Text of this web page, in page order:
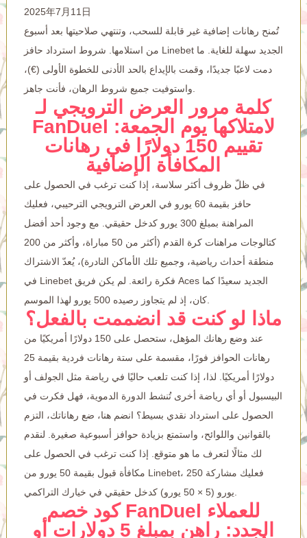
2025年7月11日
تُمنح رهانات إضافية غير قابلة للسحب، وتنتهي صلاحيتها بعد أسبوع
من استلامها. شروط استرداد حافز Linebet الجديد سهلة للغاية. ما
دمت لاعبًا جديدًا، وقمت بالإيداع بالحد الأدنى للخطوة الأولى (€)،
كلمة مرور العرض الترويجي لـ
FanDuel لامتلاكها يوم الجمعة:
تقييم 150 دولارًا في رهانات
المكافأة الإضافية
في ظلّ ظروف أكثر سلاسة، إذا كنت ترغب في الحصول على
حافز بقيمة 60 يورو في العرض الترويجي الترحيبي، فعليك
المراهنة بمبلغ 300 يورو كدخل حقيقي.
مع وجود أحد أفضل
كتالوجات مراهنات كرة القدم (أكثر من 50 مباراة، وأكثر من 200
منطقة أحداث رياضية، وجميع تلك الأماكن النادرة)، يُعدّ الاشتراك
في Linebet فكرة رائعة. لم يكن فريق Aces الجديد سعيدًا كما
كان، إذ لم يتجاوز رصيده 500 يورو لهذا الموسم.
ماذا لو كنت قد انضممت بالفعل؟
عند وضع رهانك المؤهل، ستحصل على 150 دولارًا أمريكيًا من
رهانات الحوافز فورًا، مقسمة على ستة رهانات فردية بقيمة 25
دولارًا أمريكيًا. لذا، إذا كنت تلعب حاليًا في رياضة مثل الجولف أو
البيسبول أو أي رياضة أخرى تُنشط الدورة الدموية، فهل فكرت في
الحصول على استرداد نقدي بسيط؟ انضم هنا، ضع رهاناتك، التزم
بالقوانين واللوائح، واستمتع بزيادة حوافز أسبوعية صغيرة. لنقدم
لك مثالًا لتعرف ما هو متوقع. إذا كنت ترغب في الحصول على
مكافأة قبول بقيمة 50 يورو من Linebet، فعليك مشاركة 250
كود خصم FanDuel للعملاء
الجدد: راهن بمبلغ 5 دولارات أو